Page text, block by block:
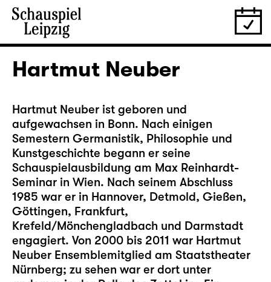
Hartmut Neuber
Hartmut Neuber ist geboren und
aufgewachsen in Bonn. Nach einigen
Semestern Germanistik, Philosophie und
Kunstgeschichte begann er seine
Schauspielausbildung am Max Reinhardt-
Seminar in Wien. Nach seinem Abschluss
1985 war er in Hannover, Detmold, Gießen,
Göttingen, Frankfurt,
Krefeld/Mönchengladbach und Darmstadt
engagiert. Von 2000 bis 2011 war Hartmut
Neuber Ensemblemitglied am Staatstheater
Nürnberg; zu sehen war er dort unter